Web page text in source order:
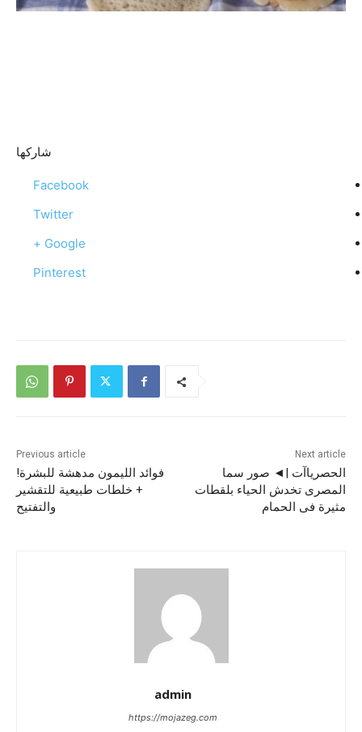
شاركها
Facebook
Twitter
Google +
Pinterest
Previous article
فوائد الليمون مدهشة للبشرة!
+ خلطات طبيعية للتقشير
والتفتيح
Next article
الحصرياآت |◄ صور سما
المصرى تخدش الحياء بلقطات
مثيرة فى الحمام
admin
https://mojazeg.com